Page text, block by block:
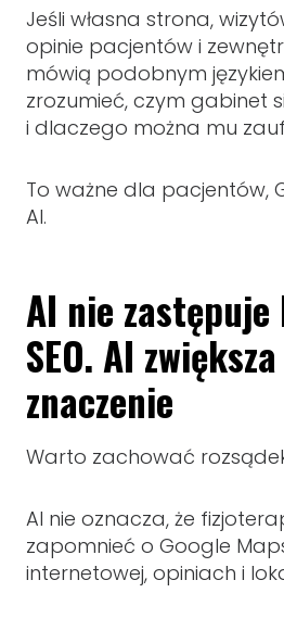
Jeśli własna strona,
opinie pacjentów i
mówią podobnym
zrozumieć, czym gabinet
i dlaczego można mu
To ważne dla pacjentów,
AI.
AI nie
SEO. AI
znaczenie
Warto zachować
AI nie oznacza, że
zapomnieć o Google
internetowej, opiniach i